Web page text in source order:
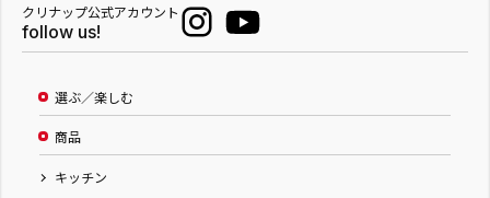
クリナップ公式アカウント
follow us!
選ぶ／楽しむ
商品
キッチン